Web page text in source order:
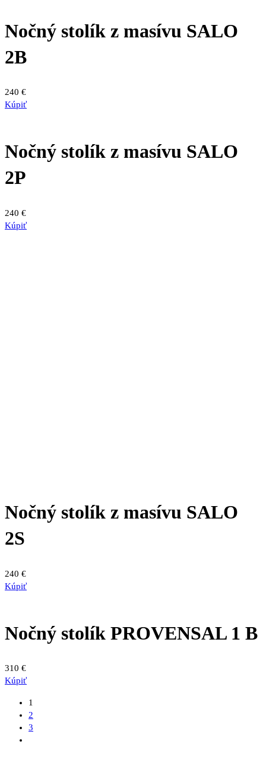
Nočný stolík z masívu SALO
2B
240 €
Kúpiť
Nočný stolík z masívu SALO
2P
240 €
Kúpiť
Nočný stolík z masívu SALO
2S
240 €
Kúpiť
Nočný stolík PROVENSAL 1 B
310 €
Kúpiť
1
2
3